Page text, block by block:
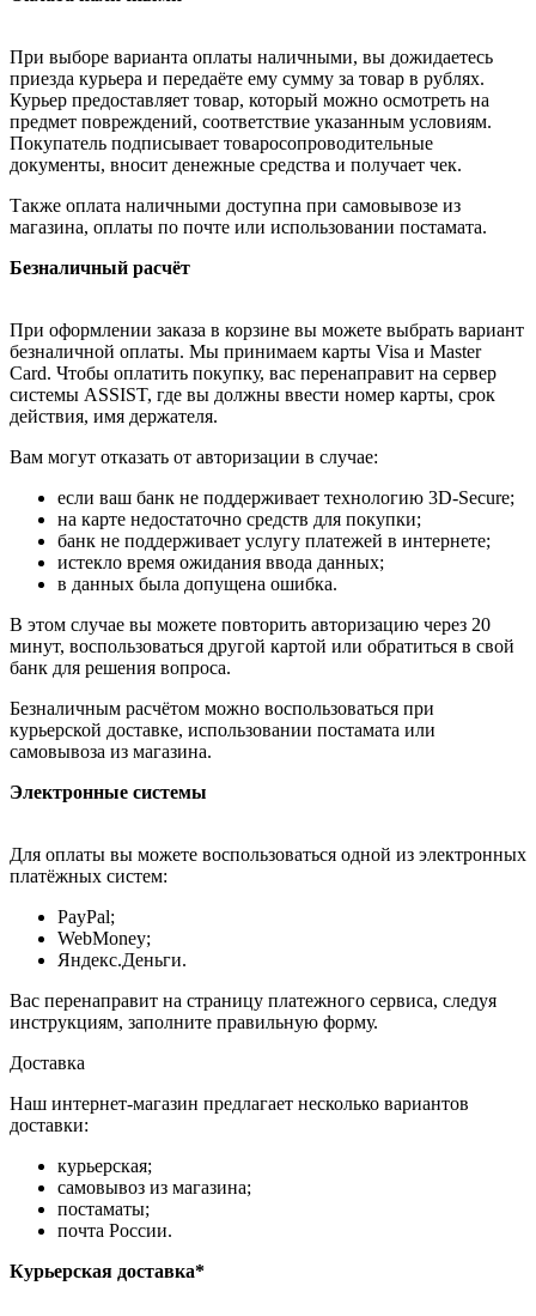
При выборе варианта оплаты наличными, вы дожидаетесь
приезда курьера и передаёте ему сумму за товар в рублях.
Курьер предоставляет товар, который можно осмотреть на
предмет повреждений, соответствие указанным условиям.
Покупатель подписывает товаросопроводительные
документы, вносит денежные средства и получает чек.
Также оплата наличными доступна при самовывозе из
магазина, оплаты по почте или использовании постамата.
Безналичный расчёт
При оформлении заказа в корзине вы можете выбрать вариант
безналичной оплаты. Мы принимаем карты Visa и Master
Card. Чтобы оплатить покупку, вас перенаправит на сервер
системы ASSIST, где вы должны ввести номер карты, срок
действия, имя держателя.
Вам могут отказать от авторизации в случае:
если ваш банк не поддерживает технологию 3D-Secure;
на карте недостаточно средств для покупки;
банк не поддерживает услугу платежей в интернете;
истекло время ожидания ввода данных;
в данных была допущена ошибка.
В этом случае вы можете повторить авторизацию через 20
минут, воспользоваться другой картой или обратиться в свой
банк для решения вопроса.
Безналичным расчётом можно воспользоваться при
курьерской доставке, использовании постамата или
самовывоза из магазина.
Электронные системы
Для оплаты вы можете воспользоваться одной из электронных
платёжных систем:
PayPal;
WebMoney;
Яндекс.Деньги.
Вас перенаправит на страницу платежного сервиса, следуя
инструкциям, заполните правильную форму.
Доставка
Наш интернет-магазин предлагает несколько вариантов
доставки:
курьерская;
самовывоз из магазина;
постаматы;
почта России.
Курьерская доставка*